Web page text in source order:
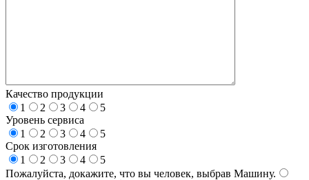
Качество продукции
1
2 3 4
5
Уровень сервиса
1
2 3 4
5
Срок изготовления
1
2 3 4
5
Пожалуйста, докажите, что вы человек, выбрав Машину.